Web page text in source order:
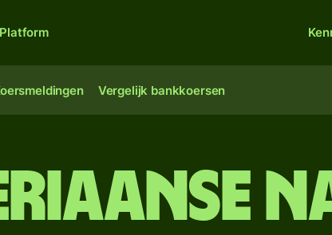
Platform
Vergelijk bankkoersen